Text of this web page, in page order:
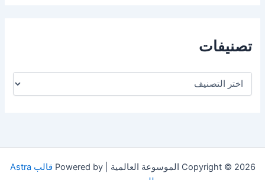
تصنيفات
ت
Copyright © 2026 الموسوعة العالمية | Powered by
قالب Astra